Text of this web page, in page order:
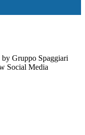
Gruppo Spaggiari
Social Media